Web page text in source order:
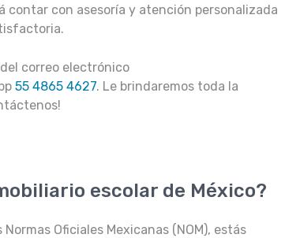
contar con asesoría y atención personalizada
correo electrónico
55 4865 4627. Le brindaremos toda la
escolar de México?
Oficiales Mexicanas (NOM), estás